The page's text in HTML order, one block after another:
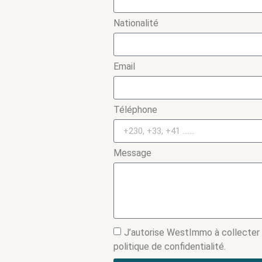
Nationalité
Email
Téléphone
Message
J’autorise WestImmo à
politique de confidentialité.